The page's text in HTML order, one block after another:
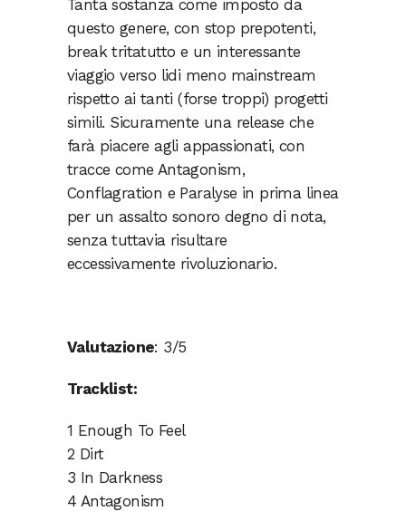
Tanta sostanza come imposto da
questo genere, con stop prepotenti,
break tritatutto e un interessante
viaggio verso lidi meno mainstream
rispetto ai tanti (forse troppi) progetti
simili. Sicuramente una release che
farà piacere agli appassionati, con
tracce come Antagonism,
Conflagration e Paralyse in prima linea
per un assalto sonoro degno di nota,
senza tuttavia risultare
eccessivamente rivoluzionario.
Valutazione: 3/5
Tracklist:
1 Enough To Feel
2 Dirt
3 In Darkness
4 Antagonism